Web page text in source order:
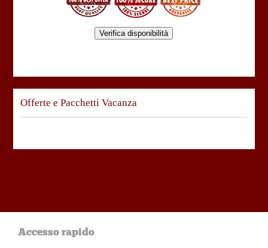
Verifica disponibilità
Offerte e Pacchetti Vacanza
Accesso rapido